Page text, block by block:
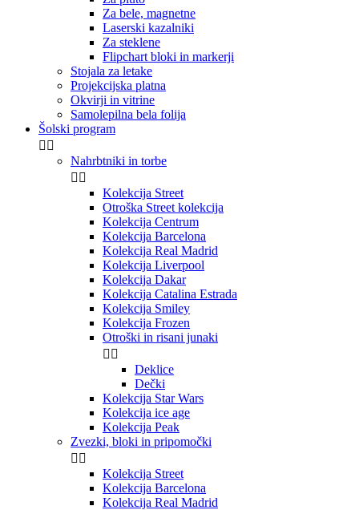
Za bele, magnetne
Laserski kazalniki
Za steklene
Flipchart bloki in markerji
Stojala za letake
Projekcijska platna
Okvirji in vitrine
Samolepilna bela folija
Šolski program
 
Nahrbtniki in torbe
 
Kolekcija Street
Otroška Street kolekcija
Kolekcija Centrum
Kolekcija Barcelona
Kolekcija Real Madrid
Kolekcija Liverpool
Kolekcija Dakar
Kolekcija Catalina Estrada
Kolekcija Smiley
Kolekcija Frozen
Otroški in risani junaki
 
Deklice
Dečki
Kolekcija Star Wars
Kolekcija ice age
Kolekcija Peak
Zvezki, bloki in pripomočki
 
Kolekcija Street
Kolekcija Barcelona
Kolekcija Real Madrid
S prijavo se strinjate, da vam lahko na vaš e-naslov
pošiljamo aktualne promocije in obvestila o novostih,
poskušali bomo biti kar se da relevantni!
Ne želim popusta